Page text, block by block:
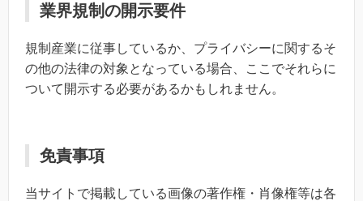
業界規制の開示要件
規制産業に従事しているか、プライバシーに関するそ
の他の法律の対象となっている場合、ここでそれらに
ついて開示する必要があるかもしれません。
免責事項
当サイトで掲載している画像の著作権・肖像権等は各